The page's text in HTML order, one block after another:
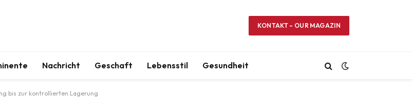
KONTAKT – OUR MAGAZIN
Nachricht Geschaft Lebensstil Gesundheit
bis zur kontrollierten Lagerung